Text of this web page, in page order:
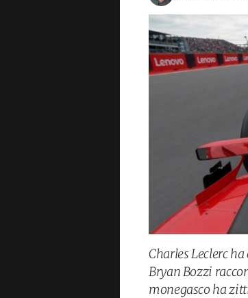
Charles Leclerc
Bryan Bozzi
monegasco ha